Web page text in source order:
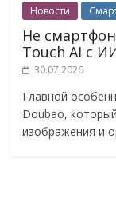
Новости
Не
Touch AI с
30.07.2026
Главной
Doubao,
изображения и